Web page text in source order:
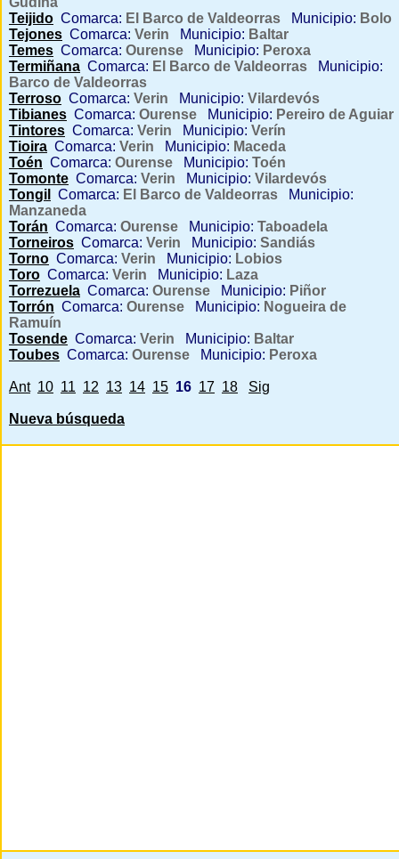
Teijido Comarca: El Barco de Valdeorras Municipio: Bolo
Tejones Comarca: Verin Municipio: Baltar
Temes Comarca: Ourense Municipio: Peroxa
Termiñana Comarca: El Barco de Valdeorras Municipio:
Barco de Valdeorras
Terroso Comarca: Verin Municipio: Vilardevós
Tibianes Comarca: Ourense Municipio: Pereiro de Aguiar
Tintores Comarca: Verin Municipio: Verín
Tioira Comarca: Verin Municipio: Maceda
Toén Comarca: Ourense Municipio: Toén
Tomonte Comarca: Verin Municipio: Vilardevós
Tongil
Comarca: El Barco de Valdeorras Municipio:
Manzaneda
Torán Comarca: Ourense Municipio: Taboadela
Torneiros Comarca: Verin Municipio: Sandiás
Torno Comarca: Verin Municipio: Lobios
Toro Comarca: Verin Municipio: Laza
Torrezuela Comarca: Ourense Municipio: Piñor
Torrón Comarca: Ourense Municipio: Nogueira de
Ramuín
Tosende Comarca: Verin Municipio: Baltar
Toubes Comarca: Ourense Municipio: Peroxa
Ant 10 11 12 13 14 15 16 17 18 Sig
Nueva búsqueda